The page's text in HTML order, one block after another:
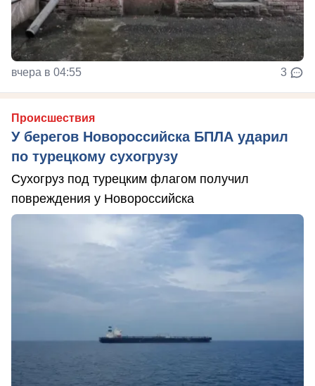
вчера в 04:55 3
Происшествия
У берегов Новороссийска БПЛА ударил
по турецкому сухогрузу
Сухогруз под турецким флагом получил
повреждения у Новороссийска